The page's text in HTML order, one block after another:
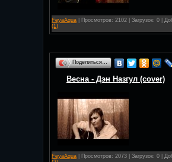
FeyaAqua | Просмотров: 2102 | Загрузок: 0 |
(1)
Поделиться…
Весна - Дэн Назгул (cover)
FeyaAqua | Просмотров: 2073 | Загрузок: 0 |